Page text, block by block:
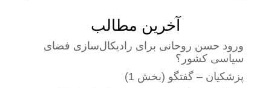
آخرین مطالب
ورود حسن روحانی برای رادیکال‌سازی فضای
سیاسی کشور؟
پزشکیان – گفتگو (بخش 1)